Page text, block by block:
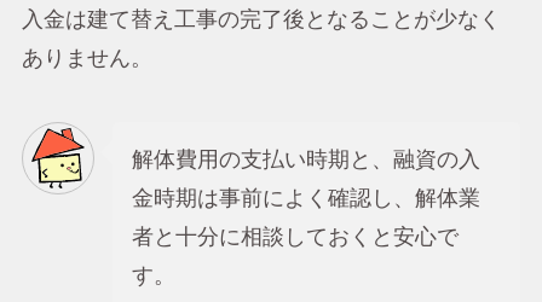
入金は建て替え工事の完了後となることが少なく
ありません。
解体費用の支払い時期と、融資の入
金時期は事前によく確認し、解体業
者と十分に相談しておくと安心で
す。